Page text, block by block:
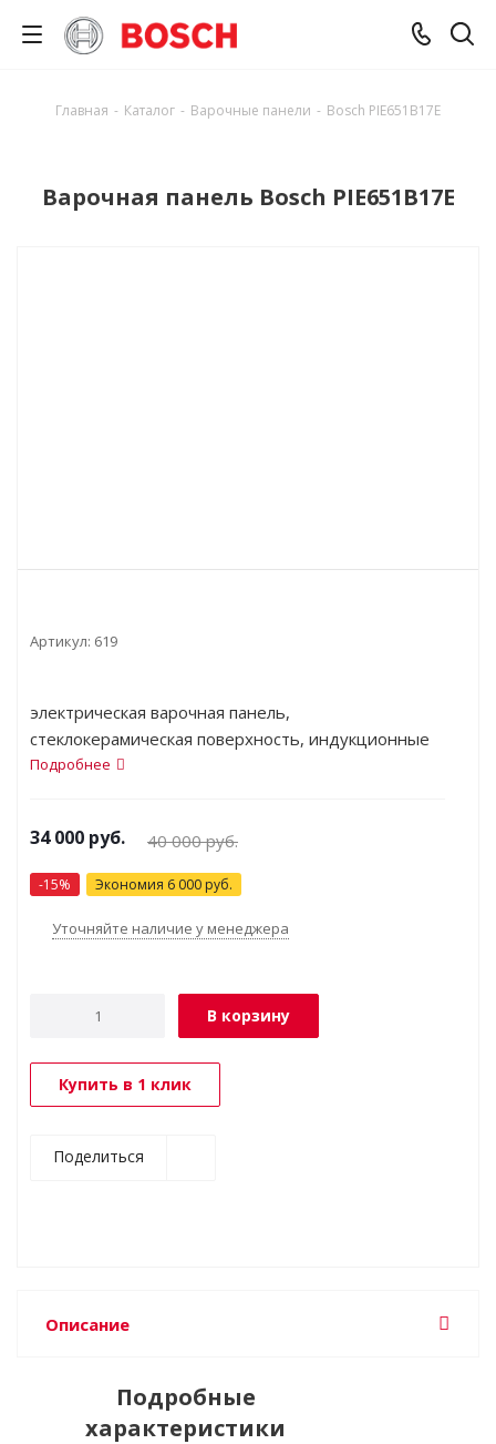
Главная - Каталог - Варочные панели - Bosch PIE651B17E
Варочная панель Bosch PIE651B17E
Артикул: 619
электрическая варочная панель,
стеклокерамическая поверхность, индукционные
конфорки, переключатели сенсорные, кнопочное,
59.2x52.2 см
Подробнее
34 000 руб. 40 000руб.
-15% Экономия 6 000 руб.
Уточняйте наличие у менеджера
В корзину
Купить в 1 клик
Поделиться
Описание
Подробные
характеристики